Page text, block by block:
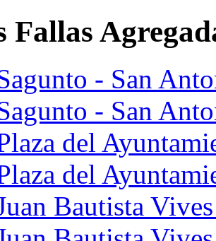
Fallas
- San
- San
del
del
Bautista